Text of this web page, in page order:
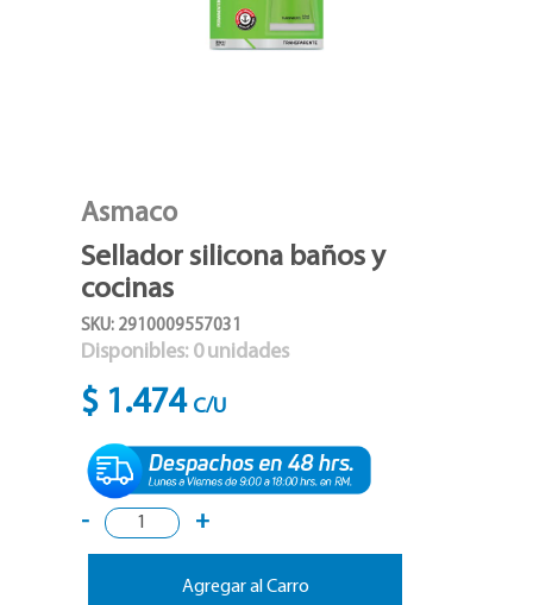
Asmaco
Sellador silicona baños y
cocinas
SKU: 2910009557031
Disponibles: 0unidades
$ 1.474 C/U
- +
Agregar al Carro